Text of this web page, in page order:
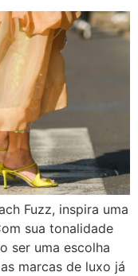
Fuzz, inspira uma
sua tonalidade
ser uma escolha
marcas de luxo já